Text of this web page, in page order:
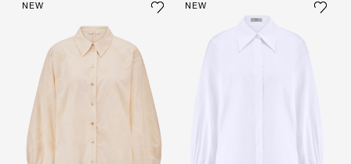
NEW NEW